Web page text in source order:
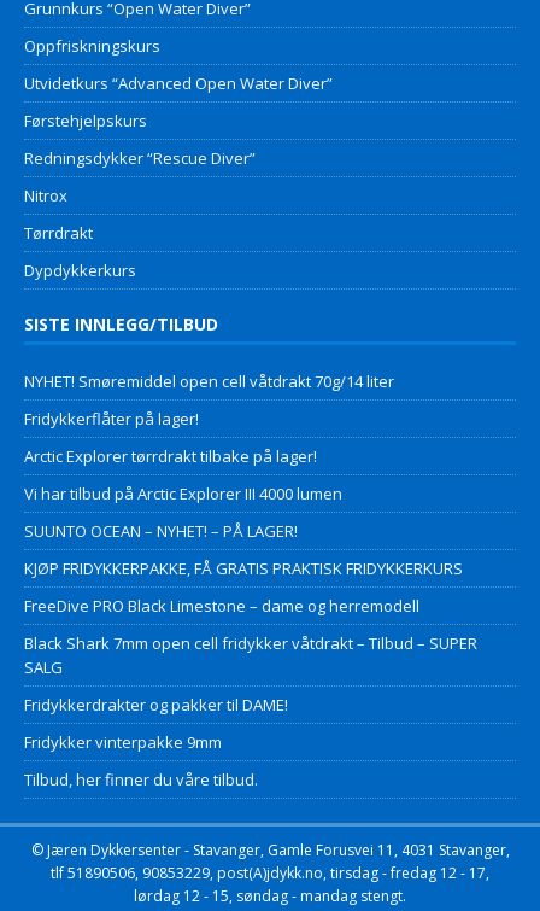
Grunnkurs “Open Water Diver”
Oppfriskningskurs
Utvidetkurs “Advanced Open Water Diver”
Førstehjelpskurs
Redningsdykker “Rescue Diver”
Nitrox
Tørrdrakt
Dypdykkerkurs
SISTE INNLEGG/TILBUD
NYHET! Smøremiddel open cell våtdrakt 70g/14 liter
Fridykkerflåter på lager!
Arctic Explorer tørrdrakt tilbake på lager!
Vi har tilbud på Arctic Explorer III 4000 lumen
SUUNTO OCEAN – NYHET! – PÅ LAGER!
KJØP FRIDYKKERPAKKE, FÅ GRATIS PRAKTISK FRIDYKKERKURS
FreeDive PRO Black Limestone – dame og herremodell
Black Shark 7mm open cell fridykker våtdrakt – Tilbud – SUPER
SALG
Fridykkerdrakter og pakker til DAME!
Fridykker vinterpakke 9mm
Tilbud, her finner du våre tilbud.
© Jæren Dykkersenter - Stavanger, Gamle Forusvei 11, 4031 Stavanger,
tlf 51890506, 90853229, post(A)jdykk.no, tirsdag - fredag 12 - 17,
lørdag 12 - 15, søndag - mandag stengt.